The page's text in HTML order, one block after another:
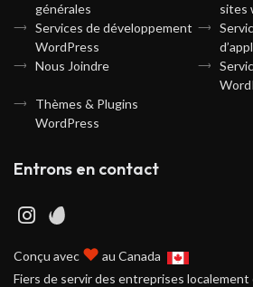
générales
sites
Services de développement
WordPress
Nous Joindre
Thèmes & Plugins
WordPress
Entrons en contact
Conçu avec ♥ au Canada
Fiers de servir des entreprises